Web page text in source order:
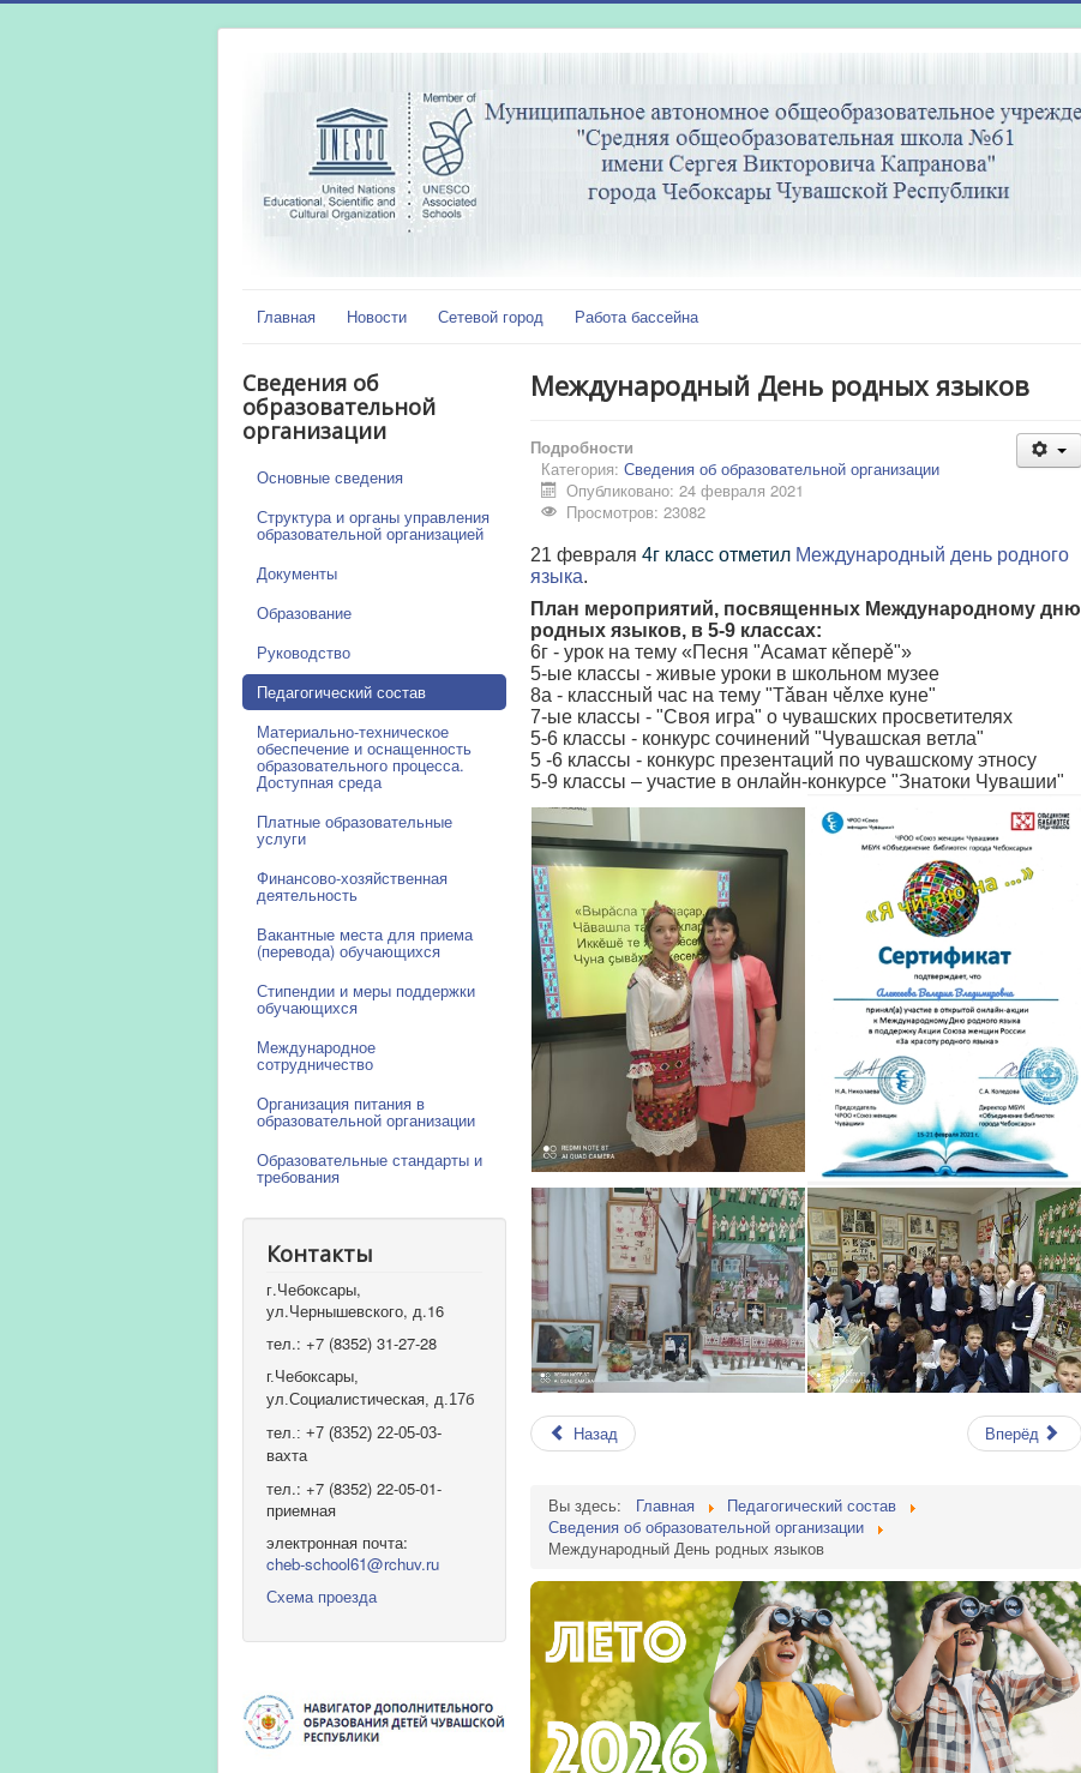
Главная Новости Сетевой город Работа бассейна
Сведения об
образовательной
организации
Основные сведения
Структура и органы управления
образовательной организацией
Документы
Образование
Руководство
Педагогический состав
Материально-техническое
обеспечение и оснащенность
образовательного процесса.
Доступная среда
Платные образовательные
услуги
Финансово-хозяйственная
деятельность
Вакантные места для приема
(перевода) обучающихся
Стипендии и меры поддержки
обучающихся
Международное
сотрудничество
Организация питания в
образовательной организации
Образовательные стандарты и
требования
Контакты
г.Чебоксары,
ул.Чернышевского, д.16
тел.: +7 (8352) 31-27-28
г.Чебоксары,
ул.Социалистическая, д.17б
тел.: +7 (8352) 22-05-03-
вахта
тел.: +7 (8352) 22-05-01-
приемная
электронная почта:
cheb-school61@rchuv.ru
Схема проезда
Международный День родных языков
Подробности
Категория: Сведения об образовательной организации
Опубликовано: 24 февраля 2021
Просмотров: 23082
21 февраля 4г класс отметил Международный день родного
языка.
План мероприятий, посвященных Международному дню
родных языков, в 5-9 классах:
6г - урок на тему «Песня "Асамат кěперě"»
5-ые классы - живые уроки в школьном музее
8а - классный час на тему "Тǎван чěлхе куне"
7-ые классы - "Своя игра" о чувашских просветителях
5-6 классы - конкурс сочинений "Чувашская ветла"
5 -6 классы - конкурс презентаций по чувашскому этносу
5-9 классы – участие в онлайн-конкурсе "Знатоки Чувашии"
Назад Вперёд
Вы здесь: Главная
Педагогический состав
Сведения об образовательной организации
Международный День родных языков